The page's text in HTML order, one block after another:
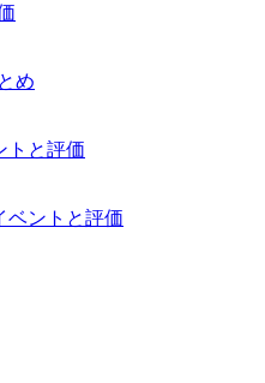
め
トと評価
ベントと評価